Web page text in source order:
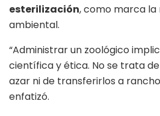
esterilización, como marca
ambiental.
“Administrar un zoológico
científica y ética. No se trata
azar ni de transferirlos a
enfatizó.